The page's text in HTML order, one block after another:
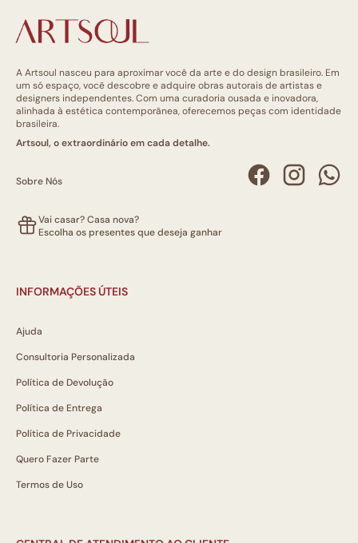
A Artsoul nasceu para aproximar você da arte e do design brasileiro. Em
um só espaço, você descobre e adquire obras autorais de artistas e
designers independentes. Com uma curadoria ousada e inovadora,
alinhada à estética contemporânea, oferecemos peças com identidade
brasileira.
Artsoul, o extraordinário em cada detalhe.
Sobre Nós
Vai casar? Casa nova?
Escolha os presentes que deseja ganhar
INFORMAÇÕES ÚTEIS
Ajuda
Consultoria Personalizada
Política de Devolução
Política de Entrega
Política de Privacidade
Quero Fazer Parte
Termos de Uso